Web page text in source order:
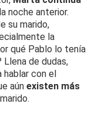
noche anterior.
su marido,
la
qué Pablo lo tenía
de dudas,
hablar con el
aún existen más